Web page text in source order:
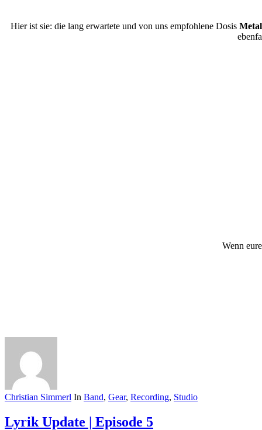
Hier ist sie: die lang erwartete und von uns empfohlene Dosis Metal
Wenn
Christian Simmerl In Band, Gear, Recording, Studio
Lyrik Update | Episode 5